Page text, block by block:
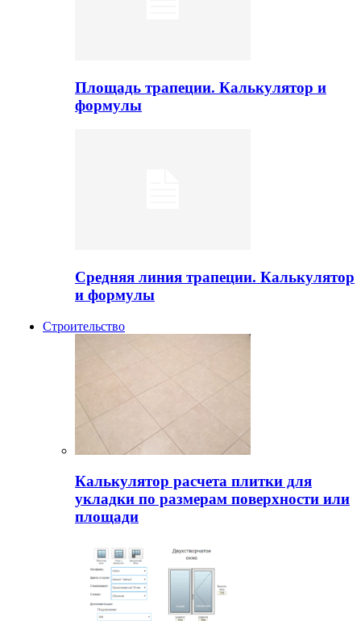
Площадь трапеции. Калькулятор и
формулы
Средняя линия трапеции. Калькулятор
и формулы
Строительство
Калькулятор расчета плитки для
укладки по размерам поверхности или
площади